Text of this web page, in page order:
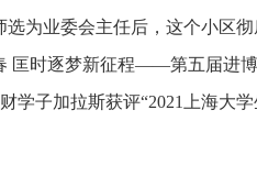
为业委会主任后，这个小区彻
匡时逐梦新征程——第五届进
学子加拉斯获评“2021上海大